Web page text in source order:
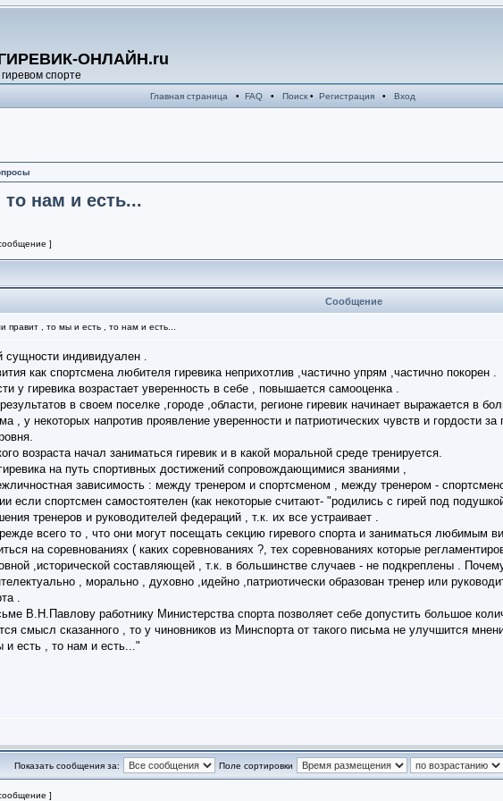
ОНЛАЙН.ru
спорте
Главная страница • FAQ• Поиск• Регистрация• Вход
нам и есть...
]
Сообщение
правит , то мы и есть , то нам и есть...
сущности индивидуален .
как спортсмена любителя гиревика неприхотлив ,частично упрям ,частично покорен .
у гиревика возрастает уверенность в себе , повышается самооценка .
в своем поселке ,городе ,области, регионе гиревик начинает выражается в
, у некоторых напротив проявление уверенности и патриотических чувств и гордости
возраста начал заниматься гиревик и в какой моральной среде тренируется.
на путь спортивных достижений сопровождающимися званиями ,
зависимость : между тренером и спортсменом , между тренером -
если спортсмен самостоятелен (как некоторые считают- "родились с гирей под
тренеров и руководителей федераций , т.к. их все устраивает .
всего то , что они могут посещать секцию гиревого спорта и заниматься любимым
на соревнованиях ( каких соревнованиях ?, тех соревнованиях которые
,исторической составляющей , т.к. в большинстве случаев - не подкреплены .
, морально , духовно ,идейно ,патриотически образован тренер или
.
В.Н.Павлову работнику Министерства спорта позволяет себе допустить большое
смысл сказанного , то у чиновников из Минспорта от такого письма не улучшится
есть , то нам и есть..."
Показать сообщения за: Поле сортировки
]